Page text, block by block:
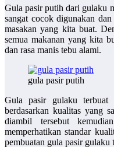
Gula pasir putih dari gulaku
sangat cocok digunakan
masakan yang kita buat.
semua makanan yang kita
dan rasa manis tebu alami.
gula pasir putih
Gula pasir gulaku
berdasarkan kualitas yang
diambil tersebut
memperhatikan standar
pembuatan gula pasir gulaku